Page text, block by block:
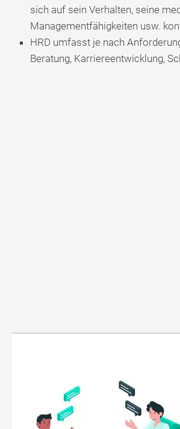
sich auf sein Verhalten, seine
Managementfähigkeiten usw.
HRD umfasst je nach
Beratung, Karriereentwicklung,